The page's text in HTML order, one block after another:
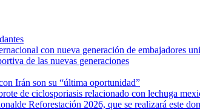
con nueva generación de embajadores
de las nuevas generaciones
Irán son su “última oportunidad”
de ciclosporiasis relacionado con lechuga
Reforestación 2026, que se realizará este